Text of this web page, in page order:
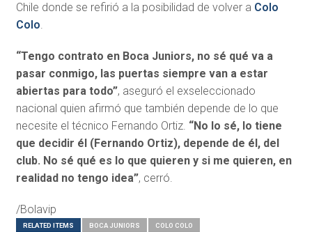
Chile donde se refirió a la posibilidad de volver a Colo
Colo.
“Tengo contrato en Boca Juniors, no sé qué va a
pasar conmigo, las puertas siempre van a estar
abiertas para todo”, aseguró el exseleccionado
nacional quien afirmó que también depende de lo que
necesite el técnico Fernando Ortiz. “No lo sé, lo tiene
que decidir él (Fernando Ortiz), depende de él, del
club. No sé qué es lo que quieren y si me quieren, en
realidad no tengo idea”, cerró.
/Bolavip
RELATED ITEMS BOCA JUNIORS COLO COLO